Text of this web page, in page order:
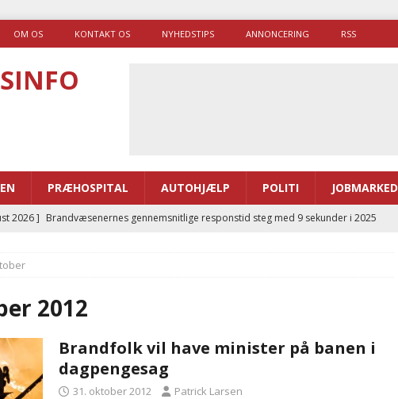
OM OS KONTAKT OS NYHEDSTIPS ANNONCERING RSS
PRÆHOSPITAL AUTOHJÆLP POLITI JOBMARKED
2026 ] Brandvæsenernes gennemsnitlige responstid steg med 9 sekunder i 2025
2026 ]
PRÆHOSPITAL
2026 ]
Brandvæsenerne brugte lidt længere tid på at komme af sted i 2025
2012
Brandfolk vil have minister på banen i
dagpengesag
31. oktober 2012 Patrick Larsen